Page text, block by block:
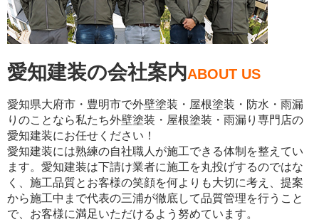
愛知建装の会社案内ABOUT US
愛知県大府市・豊明市で外壁塗装・屋根塗装・防水・雨漏
りのことなら私たち外壁塗装・屋根塗装・雨漏り専門店の
愛知建装にお任せください！
愛知建装には熟練の自社職人が施工できる体制を整えてい
ます。愛知建装は下請け業者に施工を丸投げするのではな
く、施工品質とお客様の笑顔を何よりも大切に考え、提案
から施工中まで代表の三浦が徹底して品質管理を行うこと
で、お客様に満足いただけるよう努めています。